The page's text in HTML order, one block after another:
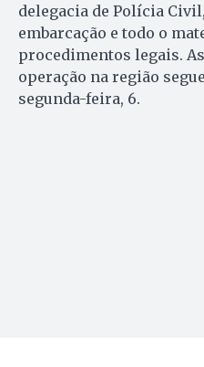
delegacia de Polícia
embarcação e todo o
procedimentos legais.
operação na região
segunda-feira, 6.